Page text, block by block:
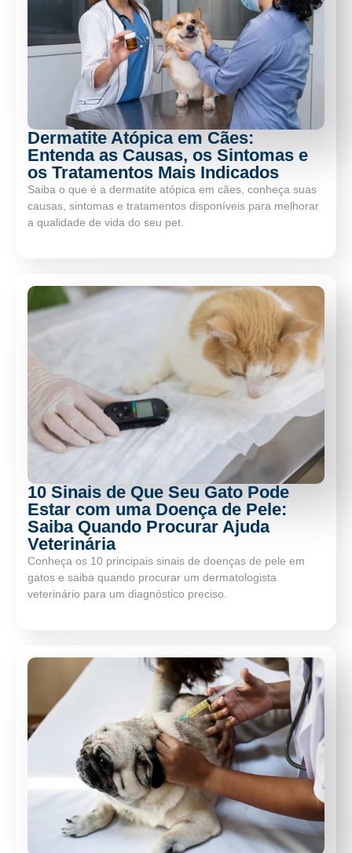
Dermatite Atópica em Cães:
Entenda as Causas, os Sintomas e
os Tratamentos Mais Indicados
Saiba o que é a dermatite atópica em cães, conheça suas
causas, sintomas e tratamentos disponíveis para melhorar
a qualidade de vida do seu pet.
10 Sinais de Que Seu Gato Pode
Estar com uma Doença de Pele:
Saiba Quando Procurar Ajuda
Veterinária
Conheça os 10 principais sinais de doenças de pele em
gatos e saiba quando procurar um dermatologista
veterinário para um diagnóstico preciso.